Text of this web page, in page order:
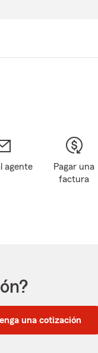
agente
Pagar una
factura
una cotización